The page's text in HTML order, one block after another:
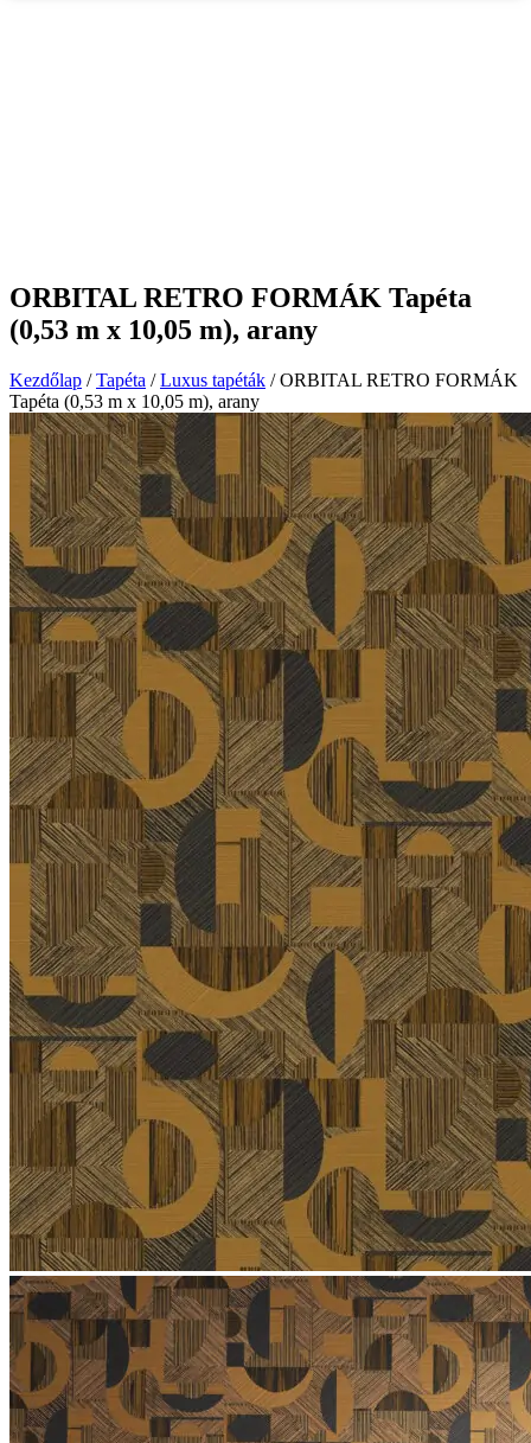
ORBITAL RETRO FORMÁK Tapéta
(0,53 m x 10,05 m), arany
Kezdőlap /Tapéta /Luxus tapéták / ORBITAL RETRO FORMÁK
Tapéta (0,53 m x 10,05 m), arany